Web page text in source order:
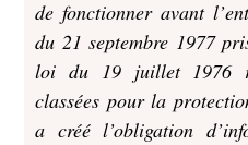
de fonctionner avant
du 21 septembre 1977
loi du 19 juillet 1976
classées pour la
a créé l’obligation